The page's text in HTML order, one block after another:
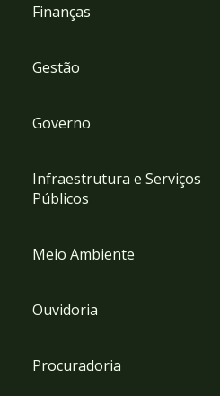
Finanças
Gestão
Governo
Infraestrutura e Serviços
Públicos
Meio Ambiente
Ouvidoria
Procuradoria